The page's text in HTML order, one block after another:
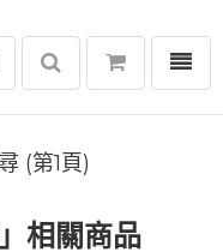
選單
(第1頁)
相關商品